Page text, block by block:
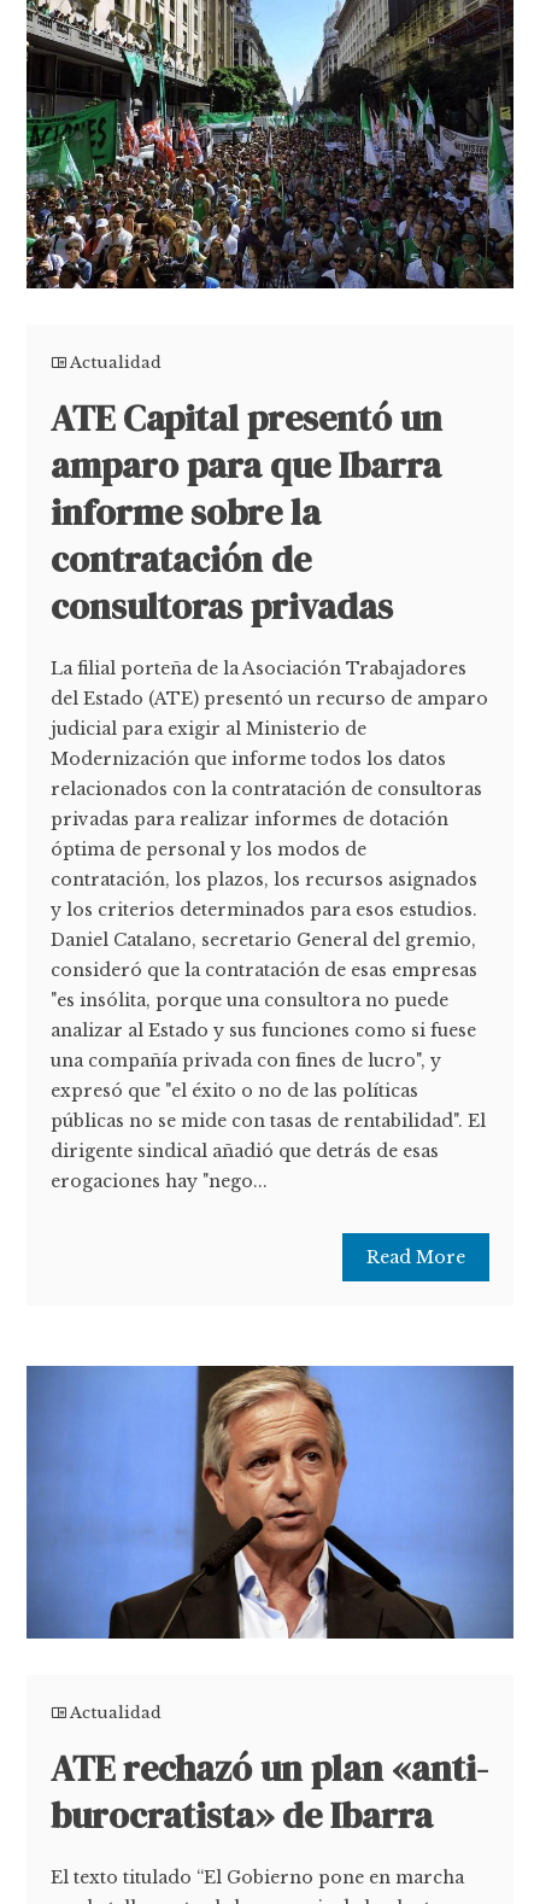
Actualidad
ATE Capital presentó un
amparo para que Ibarra
informe sobre la
contratación de
consultoras privadas
La filial porteña de la Asociación Trabajadores
del Estado (ATE) presentó un recurso de amparo
judicial para exigir al Ministerio de
Modernización que informe todos los datos
relacionados con la contratación de consultoras
privadas para realizar informes de dotación
óptima de personal y los modos de
contratación, los plazos, los recursos asignados
y los criterios determinados para esos estudios.
Daniel Catalano, secretario General del gremio,
consideró que la contratación de esas empresas
"es insólita, porque una consultora no puede
analizar al Estado y sus funciones como si fuese
una compañía privada con fines de lucro", y
expresó que "el éxito o no de las polí­ticas
públicas no se mide con tasas de rentabilidad". El
dirigente sindical añadió que detrás de esas
erogaciones hay "nego...
Read More
Actualidad
ATE rechazó un plan «anti-
burocratista» de Ibarra
El texto titulado “El Gobierno pone en marcha